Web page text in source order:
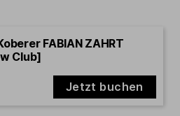
FABIAN ZAHRT
Club]
Jetzt buchen